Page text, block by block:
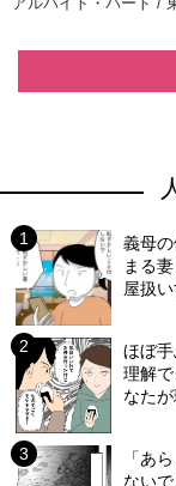
義母
まる
屋扱い
ほぼ
理解
なた
「あ
ない